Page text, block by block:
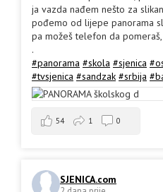
ja vazda nađem nešto za
pođemo od lijepe panorama
pa možeš telefon da
.
#panorama #skola #sjenica
#tvsjenica #sandzak #srbija
54 1 0
SJENICA.com